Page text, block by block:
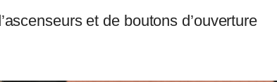
et de boutons d’ouverture